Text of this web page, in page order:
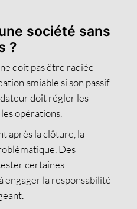
société sans
?
doit pas être radiée
amiable si son passif
doit régler les
opérations.
après la clôture, la
Des
certaines
engager la responsabilité